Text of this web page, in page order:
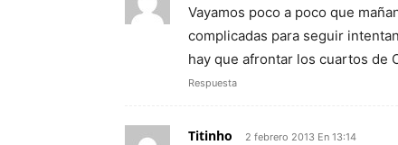
Vayamos poco a poco que
complicadas para seguir
hay que afrontar los cuartos de
Respuesta
Titinho 2 febrero 2013 En 13:14